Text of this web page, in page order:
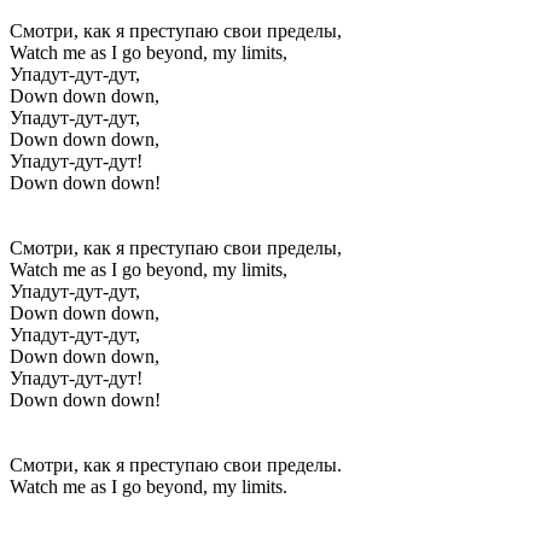
Смотри, как я преступаю свои пределы,
Watch me as I go beyond, my limits,
Упадут-дут-дут,
Down down down,
Упадут-дут-дут,
Down down down,
Упадут-дут-дут!
Down down down!
Смотри, как я преступаю свои пределы,
Watch me as I go beyond, my limits,
Упадут-дут-дут,
Down down down,
Упадут-дут-дут,
Down down down,
Упадут-дут-дут!
Down down down!
Смотри, как я преступаю свои пределы.
Watch me as I go beyond, my limits.